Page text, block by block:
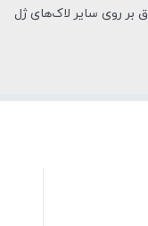
بر روی سایر لاک‌های ژل